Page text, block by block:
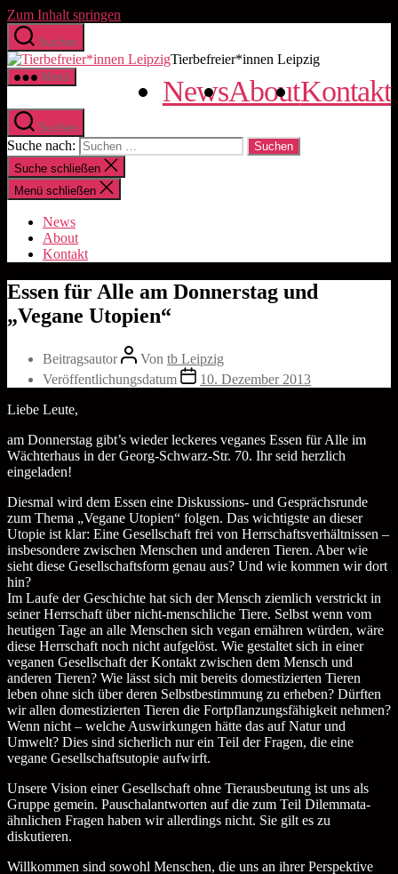
Zum Inhalt springen
Suchen
Tierbefreier*innen Leipzig
Menü NewsAboutKontakt
Suchen
Suche nach:
Suche schließen
Menü schließen
News
About
Kontakt
Essen für Alle am Donnerstag und
„Vegane Utopien“
Beitragsautor Von tb Leipzig
Veröffentlichungsdatum
10. Dezember 2013
Liebe Leute,
am Donnerstag gibt’s wieder leckeres veganes Essen für Alle im
Wächterhaus in der Georg-Schwarz-Str. 70. Ihr seid herzlich
eingeladen!
Diesmal wird dem Essen eine Diskussions- und Gesprächsrunde
zum Thema „Vegane Utopien“ folgen. Das wichtigste an dieser
Utopie ist klar: Eine Gesellschaft frei von Herrschaftsverhältnissen –
insbesondere zwischen Menschen und anderen Tieren. Aber wie
sieht diese Gesellschaftsform genau aus? Und wie kommen wir dort
hin?
Im Laufe der Geschichte hat sich der Mensch ziemlich verstrickt in
seiner Herrschaft über nicht-menschliche Tiere. Selbst wenn vom
heutigen Tage an alle Menschen sich vegan ernähren würden, wäre
diese Herrschaft noch nicht aufgelöst. Wie gestaltet sich in einer
veganen Gesellschaft der Kontakt zwischen dem Mensch und
anderen Tieren? Wie lässt sich mit bereits domestizierten Tieren
leben ohne sich über deren Selbstbestimmung zu erheben? Dürften
wir allen domestizierten Tieren die Fortpflanzungsfähigkeit nehmen?
Wenn nicht – welche Auswirkungen hätte das auf Natur und
Umwelt? Dies sind sicherlich nur ein Teil der Fragen, die eine
vegane Gesellschaftsutopie aufwirft.
Unsere Vision einer Gesellschaft ohne Tierausbeutung ist uns als
Gruppe gemein. Pauschalantworten auf die zum Teil Dilemmata-
ähnlichen Fragen haben wir allerdings nicht. Sie gilt es zu
diskutieren.
Willkommen sind sowohl Menschen, die uns an ihrer Perspektive